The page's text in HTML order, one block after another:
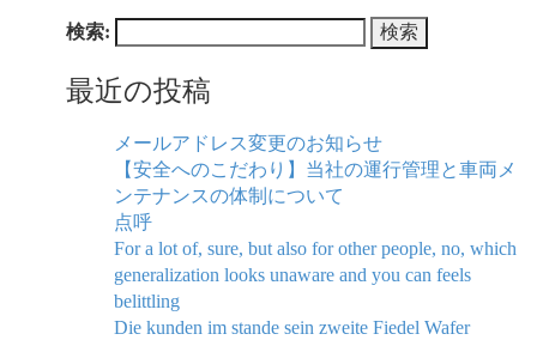
検索:
最近の投稿
メールアドレス変更のお知らせ
【安全へのこだわり】当社の運行管理と車両メ
ンテナンスの体制について
点呼
For a lot of, sure, but also for other people, no, which
generalization looks unaware and you can feels
belittling
Die kunden im stande sein zweite Fiedel Wafer